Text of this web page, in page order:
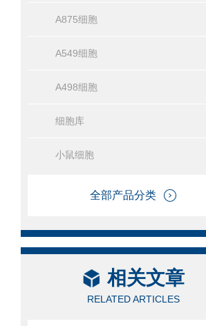
A875细胞
A549细胞
A498细胞
细胞库
小鼠细胞
全部产品分类
相关文章
RELATED ARTICLES